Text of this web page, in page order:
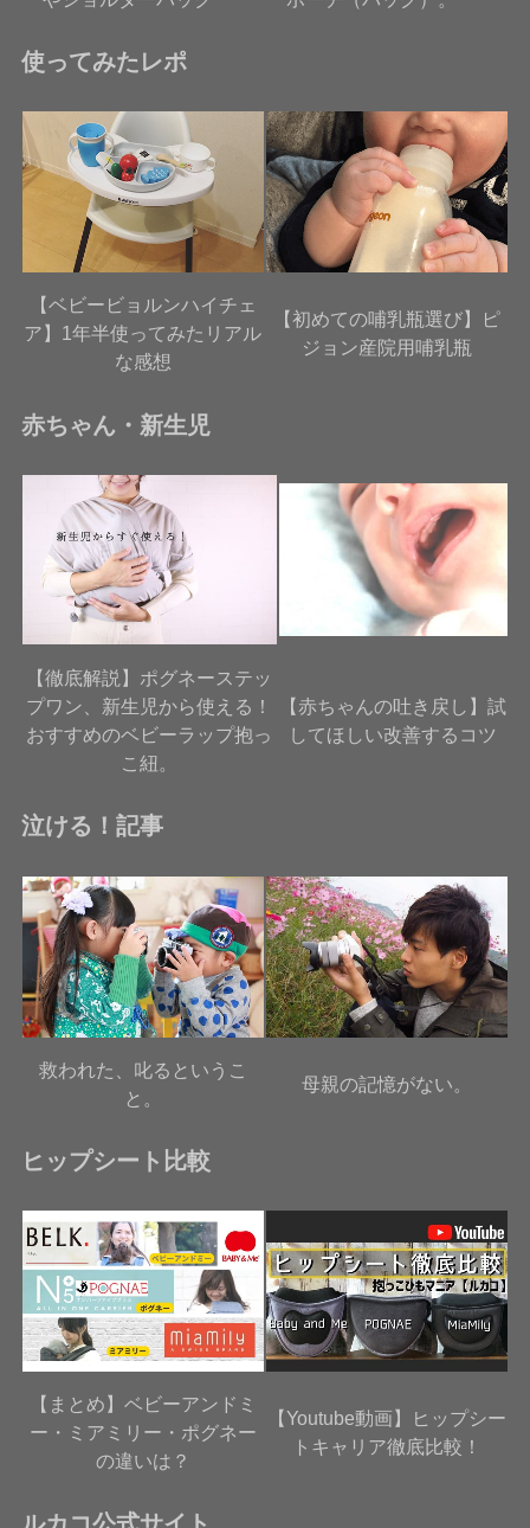
使ってみたレポ
【ベビービョルンハイチェ
ア】1年半使ってみたリアル
な感想
【初めての哺乳瓶選び】ピ
ジョン産院用哺乳瓶
赤ちゃん・新生児
【徹底解説】ポグネーステッ
プワン、新生児から使える！
おすすめのベビーラップ抱っ
こ紐。
【赤ちゃんの吐き戻し】試
してほしい改善するコツ
泣ける！記事
救われた、叱るというこ
と。
母親の記憶がない。
ヒップシート比較
【まとめ】ベビーアンドミ
ー・ミアミリー・ポグネー
の違いは？
【Youtube動画】ヒップシー
トキャリア徹底比較！